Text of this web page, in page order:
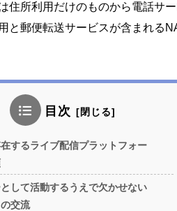
住所利用だけのものから電話サ
と郵便転送サービスが含まれる
目次
するライブ配信プラットフォー
して活動するうえで欠かせない
交流